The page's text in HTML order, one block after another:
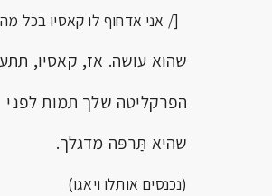
[/ אני אדחוף לו קאסיו בכל
שהוא עושה. אז, קאסיו,
הפרקליטה שלך תמות לפני
שהיא תַּרפּה מדגלך.
(נכנסים אותלו ויאגו)